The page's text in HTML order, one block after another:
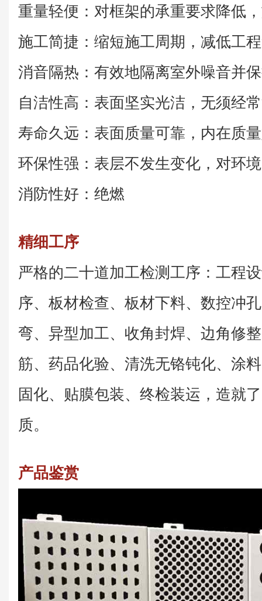
重量轻便：对框架的承重要求降低
施工简捷：缩短施工周期，减低工
消音隔热：有效地隔离室外噪音并
自洁性高：表面坚实光洁，无须经
寿命久远：表面质量可靠，内在质
环保性强：表层不发生变化，对环
消防性好：绝燃
精细工序
严格的二十道加工检测工序：工程
序、板材检查、板材下料、数控冲
弯、异型加工、收角封焊、边角修
筋、药品化验、清洗无铬钝化、涂
固化、贴膜包装、终检装运，造就
质。
产品鉴赏